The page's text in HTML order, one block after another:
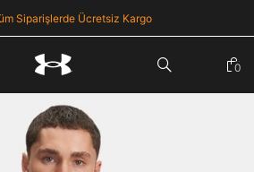
Siparişlerde Ücretsiz Kargo
0